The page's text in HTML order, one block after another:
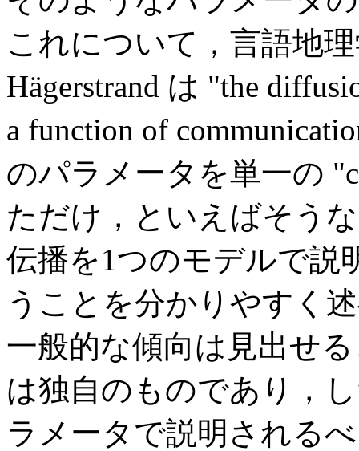
これについて，言語地
Hägerstrand は "the
a function of
のパラメータを単一の
ただけ，といえばそう
伝播を1つのモデルで説
うことを分かりやすく
一般的な傾向は見出せ
は独自のものであり，
ラメータで説明される